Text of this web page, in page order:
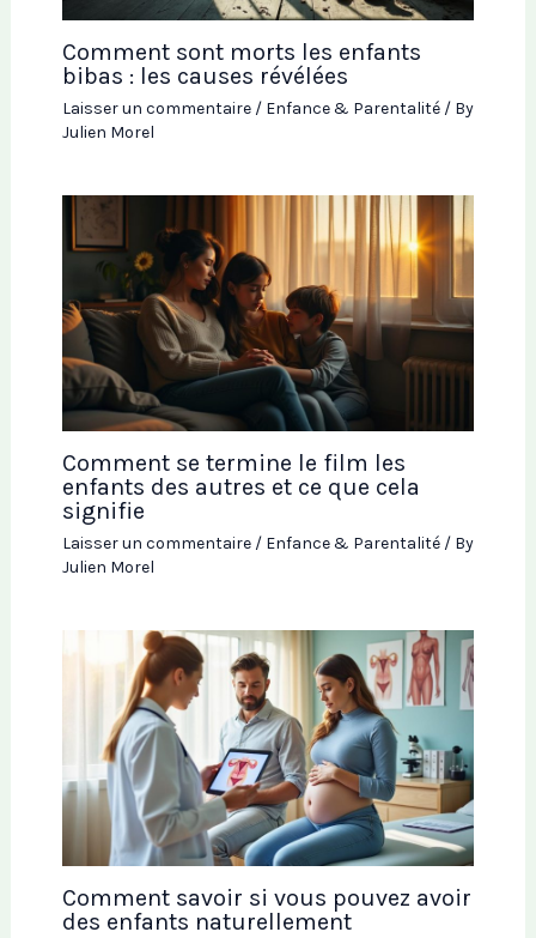
Comment sont morts les enfants
bibas : les causes révélées
Laisser un commentaire / Enfance & Parentalité/ By
Julien Morel
Comment se termine le film les
enfants des autres et ce que cela
signifie
Laisser un commentaire / Enfance & Parentalité/ By
Julien Morel
Comment savoir si vous pouvez avoir
des enfants naturellement